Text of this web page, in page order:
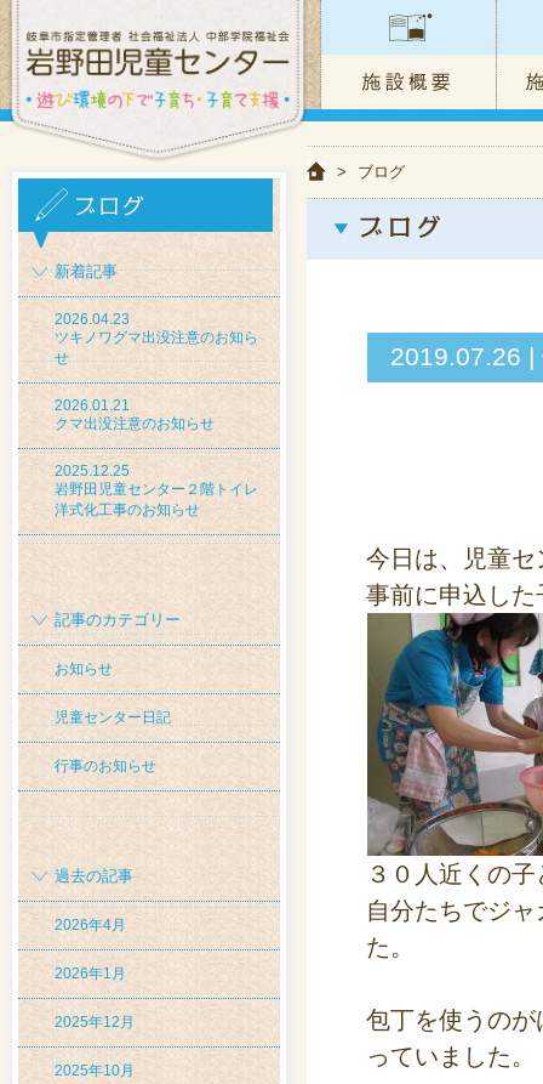
新着記事
2026.04.23
ツキノワグマ出没注意のお知ら
せ
2026.01.21
クマ出没注意のお知らせ
2025.12.25
岩野田児童センター２階トイレ
洋式化工事のお知らせ
記事のカテゴリー
お知らせ
児童センター日記
行事のお知らせ
過去の記事
2026年4月
2026年1月
2025年12月
2025年10月
> ブログ
2019.07.26
今日は、児童
事前に申込し
３０人近くの
自分たちでジ
た。
包丁を使うの
っていました。